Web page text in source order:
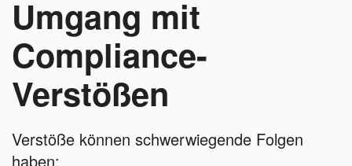
Umgang mit
Compliance-
Verstößen
Verstöße können schwerwiegende Folgen
haben: